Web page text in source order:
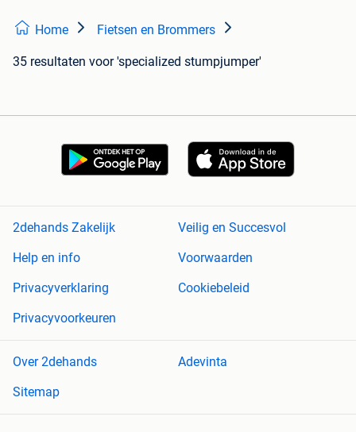
Home Fietsen en Brommers
35 resultaten voor 'specialized stumpjumper'
2dehands Zakelijk
Veilig en Succesvol
Help en info
Voorwaarden
Privacyverklaring
Cookiebeleid
Privacyvoorkeuren
Over 2dehands
Adevinta
Sitemap